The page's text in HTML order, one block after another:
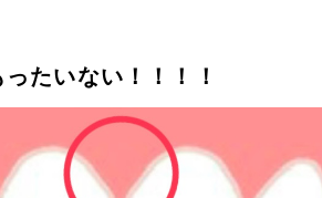
たいない！！！！